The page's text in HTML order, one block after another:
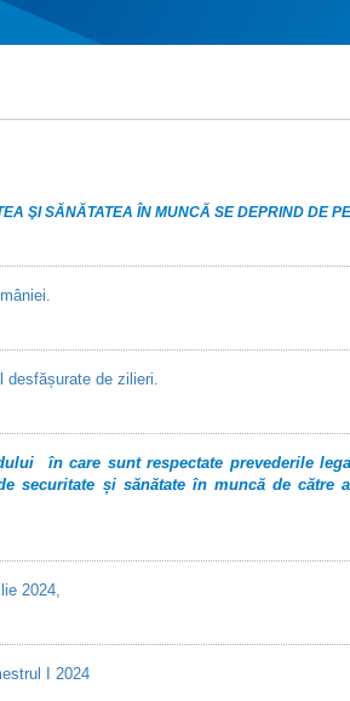
ŞI SĂNĂTATEA ÎN MUNCĂ SE DEPRIND DE
de zilieri.
în care sunt respectate prevederile
și sănătate în muncă de către
2024,
I 2024